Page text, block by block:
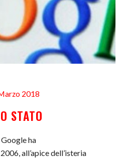
2018
STATO
ha
all’apice dell’isteria